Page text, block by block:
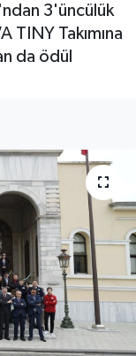
3'üncülük
TINY Takımına
da ödül